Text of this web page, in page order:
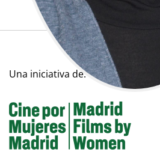
Una iniciativa de: